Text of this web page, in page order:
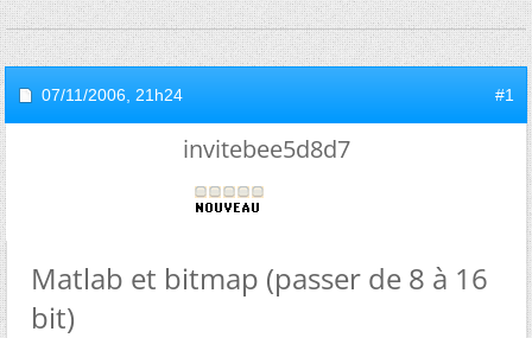
07/11/2006, 21h24 #1
invitebee5d8d7
Matlab et bitmap (passer de 8 à 16
bit)